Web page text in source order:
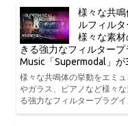
様々な共
ルフィル
様々な素
きる強力なフィルター
Music「Supermodal」が
様々な共鳴体の挙動をエミ
やガラス、ピアノなど様々
る強力なフィルタープラグイ